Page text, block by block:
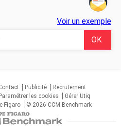
Voir un exemple
Publicité
Recrutement
les cookies
Gérer Utiq
Figaro © 2026 CCM Benchmark